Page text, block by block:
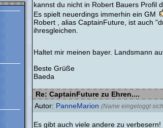
kannst du nicht in Robert Bauers Profil
Es spielt neuerdings immerhin ein GM
Robert , alias CaptainFuture, ist auch
ihresgleichen.
Haltet mir meinen bayer. Landsmann
Beste Grüße
Baeda
Re: CaptainFuture zu Ehren....
Autor: PanneMarion (Name eingeloggt
Es gibt auch viele andere zu verbesern!